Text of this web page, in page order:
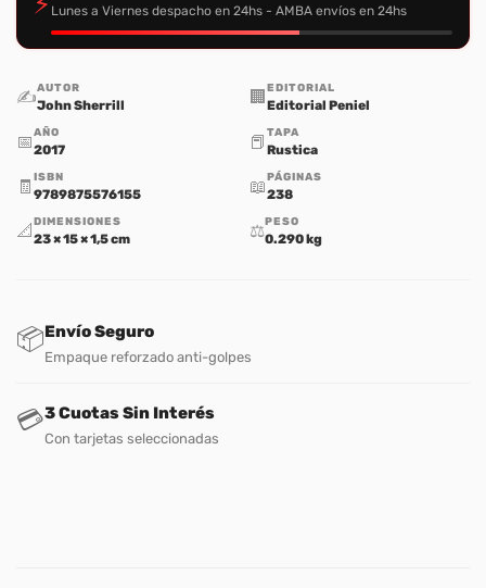
Lunes a Viernes despacho en 24hs - AMBA envíos en 24hs
✍️AUTOR
John Sherrill 🏢 EDITORIAL
Editorial Peniel
📅AÑO
2017 📕 TAPA
Rustica
🧾 ISBN
9789875576155 📖PÁGINAS
238
📐 DIMENSIONES
23 × 15 × 1,5 cm ⚖️PESO
0.290 kg
📦Envío Seguro
Empaque reforzado anti-golpes
💳3 Cuotas Sin Interés
Con tarjetas seleccionadas